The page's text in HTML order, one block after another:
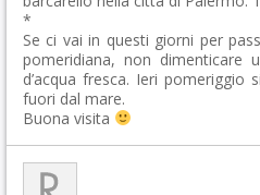
*
Se ci vai in questi giorni per
pomeridiana, non dimenticare
d’acqua fresca. Ieri pomeriggio
fuori dal mare.
Buona visita